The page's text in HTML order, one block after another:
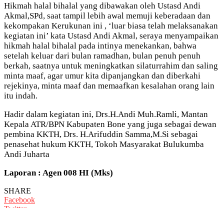
Hikmah halal bihalal yang dibawakan oleh Ustasd Andi
Akmal,SPd, saat tampil lebih awal memuji keberadaan dan
kekompakan Kerukunan ini , ‘luar biasa telah melaksanakan
kegiatan ini’ kata Ustasd Andi Akmal, seraya menyampaikan
hikmah halal bihalal pada intinya menekankan, bahwa
setelah keluar dari bulan ramadhan, bulan penuh penuh
berkah, saatnya untuk meningkatkan silaturrahim dan saling
minta maaf, agar umur kita dipanjangkan dan diberkahi
rejekinya, minta maaf dan memaafkan kesalahan orang lain
itu indah.
Hadir dalam kegiatan ini, Drs.H.Andi Muh.Ramli, Mantan
Kepala ATR/BPN Kabupaten Bone yang juga sebagai dewan
pembina KKTH, Drs. H.Arifuddin Samma,M.Si sebagai
penasehat hukum KKTH, Tokoh Masyarakat Bulukumba
Andi Juharta
Laporan : Agen 008 HI (Mks)
SHARE
Facebook